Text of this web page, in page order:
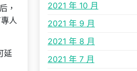
，
人
延
2021 年 10 月
2021 年 9 月
2021 年 8 月
2021 年 7 月